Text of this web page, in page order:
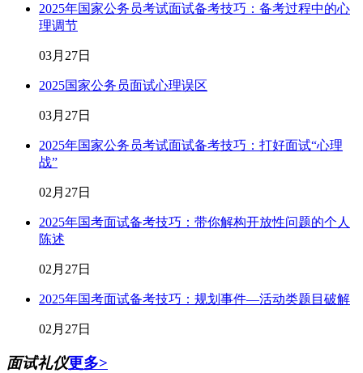
2025年国家公务员考试面试备考技巧：备考过程中的心
理调节
03月27日
2025国家公务员面试心理误区
03月27日
2025年国家公务员考试面试备考技巧：打好面试“心理
战”
02月27日
2025年国考面试备考技巧：带你解构开放性问题的个人
陈述
02月27日
2025年国考面试备考技巧：规划事件—活动类题目破解
02月27日
面试礼仪更多>